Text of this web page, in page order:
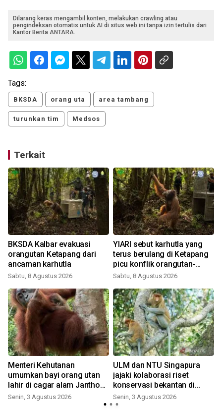
Dilarang keras mengambil konten, melakukan crawling atau
pengindeksan otomatis untuk AI di situs web ini tanpa izin tertulis dari
Kantor Berita ANTARA.
Tags:
BKSDA orang uta area tambang
turunkan tim Medsos
Terkait
BKSDA Kalbar evakuasi
orangutan Ketapang dari
ancaman karhutla
Sabtu, 8 Agustus 2026
YIARI sebut karhutla yang
terus berulang di Ketapang
picu konflik orangutan-
warga
Sabtu, 8 Agustus 2026
Menteri Kehutanan
umumkan bayi orang utan
lahir di cagar alam Jantho
Aceh
Senin, 3 Agustus 2026
ULM dan NTU Singapura
jajaki kolaborasi riset
konservasi bekantan di
Pulau Curiak
Senin, 3 Agustus 2026